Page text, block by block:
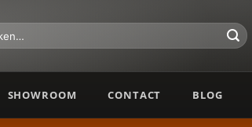
SHOWROOM CONTACT BLOG